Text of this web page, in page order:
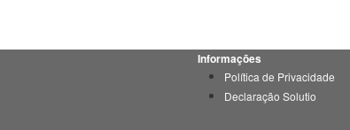
Informações
Política de Privacidade
Declaração Solutio